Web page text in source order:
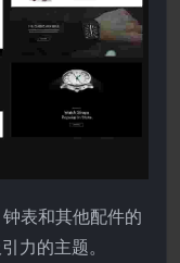
表和其他配件的
力的主题。